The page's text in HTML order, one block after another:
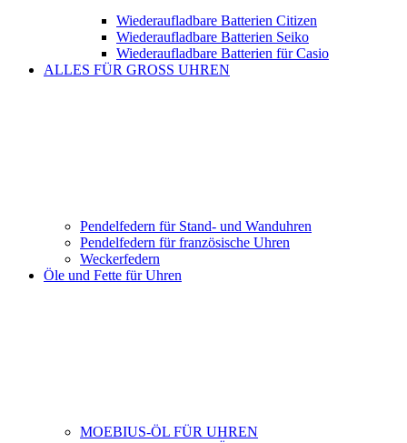
Wiederaufladbare Batterien Citizen
Wiederaufladbare Batterien Seiko
Wiederaufladbare Batterien für Casio
ALLES FÜR GROSS UHREN
Pendelfedern für Stand- und Wanduhren
Pendelfedern für französische Uhren
Weckerfedern
Öle und Fette für Uhren
MOEBIUS-ÖL FÜR UHREN